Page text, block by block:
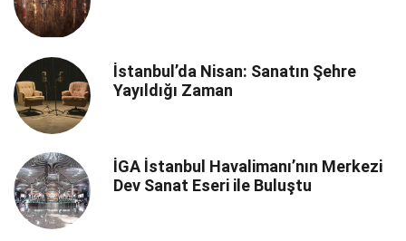
İstanbul’da Nisan: Sanatın Şehre
Yayıldığı Zaman
İGA İstanbul Havalimanı’nın Merkezi
Dev Sanat Eseri ile Buluştu